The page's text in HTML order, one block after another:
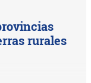
rurales